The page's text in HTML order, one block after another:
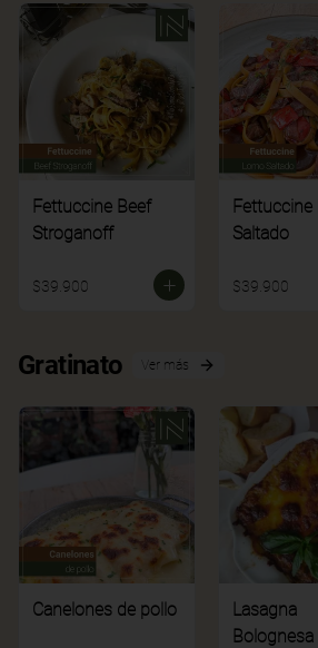
Fettuccine Beef
Stroganoff
$39.900
Saltado
$39.900
Gratinato Ver más
Canelones de pollo
Lasagna
Bolognesa